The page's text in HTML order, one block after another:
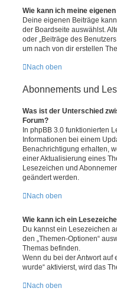
Wie kann ich meine
Deine eigenen Beiträge
der Boardseite auswählst.
oder „Beiträge des
um nach von dir erstellen
Nach oben
Abonnements und
Was ist der Unterschied
Forum?
In phpBB 3.0 funktionierten
Informationen bei einem
Benachrichtigung erhalten,
einer Aktualisierung eines
Lesezeichen und
geändert werden.
Nach oben
Wie kann ich ein
Du kannst ein Lesezeichen
den „Themen-Optionen“
Themas befinden.
Wenn du bei der Antwort auf
wurde“ aktivierst, wird das
Nach oben